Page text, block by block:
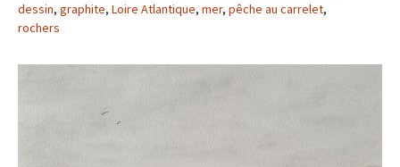
dessin, graphite, Loire Atlantique, mer, pêche au carrelet,
rochers